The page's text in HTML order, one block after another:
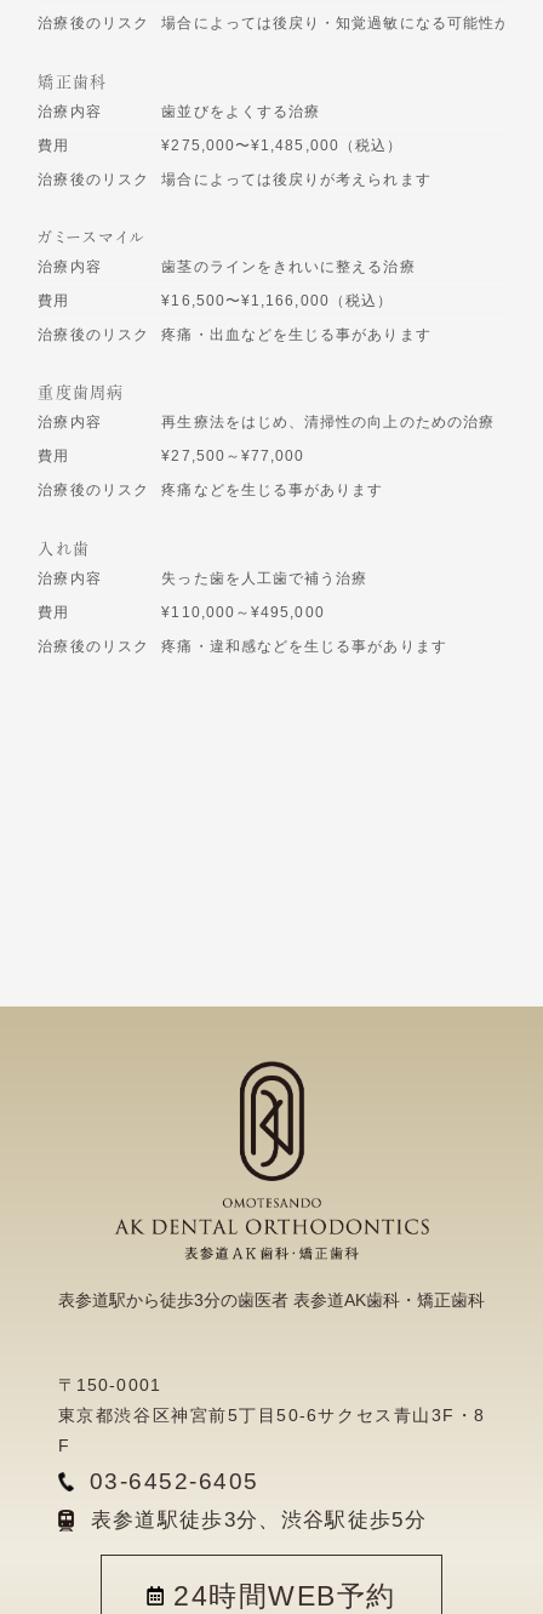
治療後のリスク
場合によっては後戻り・知覚過敏になる可能性があ
矯正歯科
治療内容
歯並びをよくする治療
費用
¥275,000〜¥1,485,000（税込）
治療後のリスク
場合によっては後戻りが考えられます
ガミースマイル
治療内容
歯茎のラインをきれいに整える治療
費用
¥16,500〜¥1,166,000（税込）
治療後のリスク
疼痛・出血などを生じる事があります
重度歯周病
治療内容
再生療法をはじめ、清掃性の向上のための治療
費用
¥27,500～¥77,000
治療後のリスク
疼痛などを生じる事があります
入れ歯
治療内容
失った歯を人工歯で補う治療
費用
¥110,000～¥495,000
治療後のリスク
疼痛・違和感などを生じる事があります
表参道駅から徒歩3分の歯医者 表参道AK歯科・矯正歯科
〒150-0001
東京都渋谷区神宮前5丁目50-6サクセス青山3F・8
F
03-6452-6405
表参道駅徒歩3分、渋谷駅徒歩5分
24時間WEB予約